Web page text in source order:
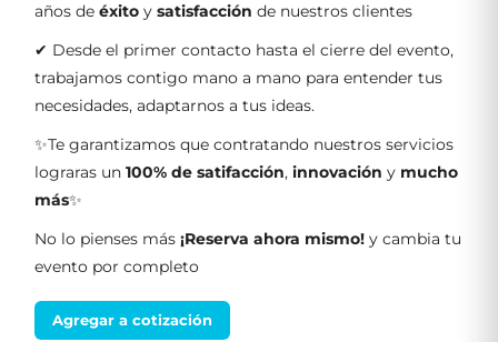
años de éxito y satisfacción de nuestros clientes
✔ Desde el primer contacto hasta el cierre del evento,
trabajamos contigo mano a mano para entender tus
necesidades, adaptarnos a tus ideas.
✨Te garantizamos que contratando nuestros servicios
lograras un 100% de satifacción, innovación y mucho
más✨
No lo pienses más ¡Reserva ahora mismo! y cambia tu
evento por completo
Agregar a cotización